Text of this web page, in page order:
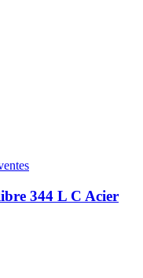
344 L C Acier